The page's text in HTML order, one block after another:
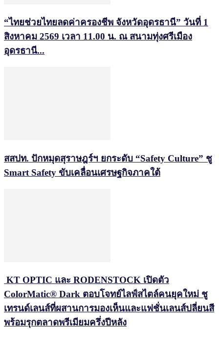
“ไทยช่วยไทยลดค่าครองชีพ จังหวัดอุดรธานี” วันที่ 1
สิงหาคม 2569 เวลา 11.00 น. ณ สนามทุ่งศรีเมือง
อุดรธานี...
สสปท. ปักหมุดสุราษฎร์ฯ ยกระดับ “Safety Culture” ชู
Smart Safety ขับเคลื่อนเศรษฐกิจภาคใต้
KT OPTIC และ RODENSTOCK เปิดตัว
ColorMatic® Dark ตอบโจทย์ไลฟ์สไตล์คนยุคใหม่ ชู
เทรนด์เลนส์ที่ผสานการมองเห็นและแฟชั่นเลนส์ปลี่ยนสี
พร้อมรุกตลาดพรีเมียมครึ่งปีหลัง